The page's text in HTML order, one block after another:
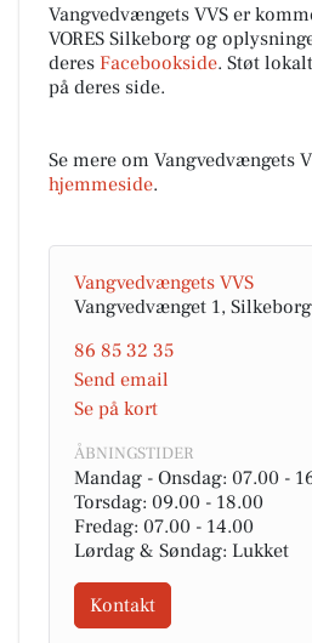
Vangvedvængets VVS er
VORES Silkeborg og
deres Facebookside. Støt
på deres side.
Se mere om Vangvedvængets
hjemmeside.
Vangvedvængets VVS
Vangvedvænget 1, Silkeborg
86 85 32 35
Send email
Se på kort
ÅBNINGSTIDER
Mandag - Onsdag: 07.00 -
Torsdag: 09.00 - 18.00
Fredag: 07.00 - 14.00
Lørdag & Søndag: Lukket
Kontakt